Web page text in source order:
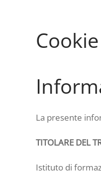
La presente
TITOLARE DEL
Istituto di